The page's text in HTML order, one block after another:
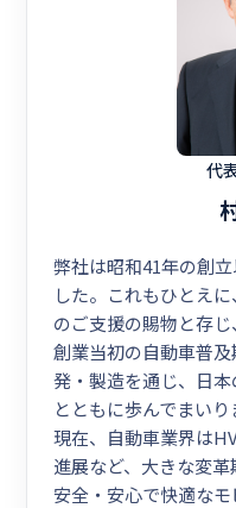
弊社は昭和41年の創
した。これもひとえ
のご支援の賜物と存じ
創業当初の自動車普
発・製造を通じ、日
とともに歩んでまいり
現在、自動車業界は
進展など、大きな変革
安全・安心で快適な
代